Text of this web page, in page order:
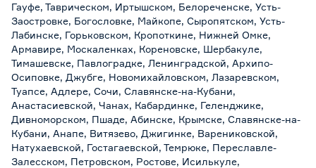
Гауфе, Таврическом, Иртышском, Белореченске, Усть-
Заостровке, Богословке, Майкопе, Сыропятском, Усть-
Лабинске, Горьковском, Кропоткине, Нижней Омке,
Армавире, Москаленках, Кореновске, Шербакуле,
Тимашевске, Павлоградке, Ленинградской, Архипо-
Осиповке, Джубге, Новомихайловском, Лазаревском,
Туапсе, Адлере, Сочи, Славянске-на-Кубани,
Анастасиевской, Чанах, Кабардинке, Геленджике,
Дивноморском, Пшаде, Абинске, Крымске, Славянске-на-
Кубани, Анапе, Витязево, Джигинке, Варениковской,
Натухаевской, Гостагаевской, Темрюке, Переславле-
Залесском, Петровском, Ростове, Исилькуле,